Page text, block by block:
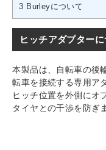
3 Burleyについて
ヒッチアダプター
本製品は、自転車の後
転車を接続する専用ア
ヒッチ位置を外側にオ
タイヤとの干渉を防ぎ